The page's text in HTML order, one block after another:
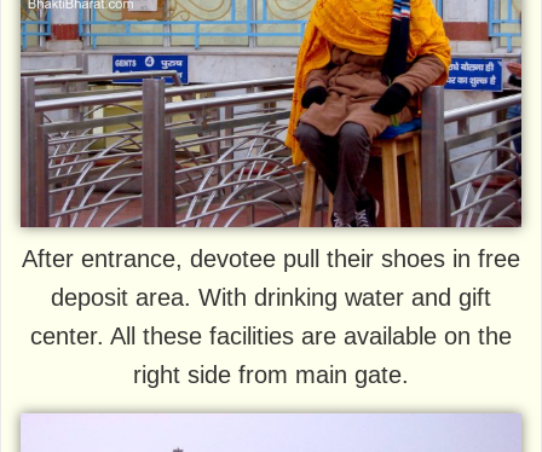
After entrance, devotee pull their shoes in free
deposit area. With drinking water and gift
center. All these facilities are available on the
right side from main gate.